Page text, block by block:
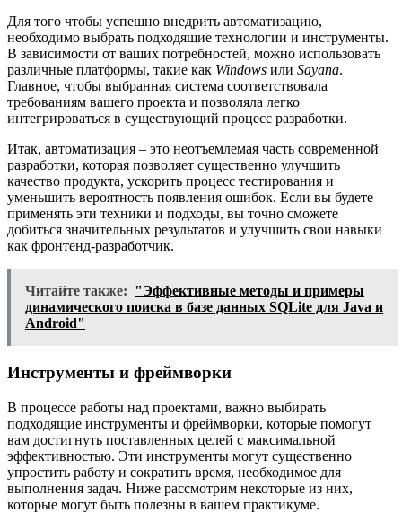
Для того чтобы успешно внедрить автоматизацию,
необходимо выбрать подходящие технологии и инструменты.
В зависимости от ваших потребностей, можно использовать
различные платформы, такие как Windows или Sayana.
Главное, чтобы выбранная система соответствовала
требованиям вашего проекта и позволяла легко
интегрироваться в существующий процесс разработки.
Итак, автоматизация – это неотъемлемая часть современной
разработки, которая позволяет существенно улучшить
качество продукта, ускорить процесс тестирования и
уменьшить вероятность появления ошибок. Если вы будете
применять эти техники и подходы, вы точно сможете
добиться значительных результатов и улучшить свои навыки
как фронтенд-разработчик.
Читайте также: "Эффективные методы и примеры
динамического поиска в базе данных SQLite для Java и
Android"
Инструменты и фреймворки
В процессе работы над проектами, важно выбирать
подходящие инструменты и фреймворки, которые помогут
вам достигнуть поставленных целей с максимальной
эффективностью. Эти инструменты могут существенно
упростить работу и сократить время, необходимое для
выполнения задач. Ниже рассмотрим некоторые из них,
которые могут быть полезны в вашем практикуме.